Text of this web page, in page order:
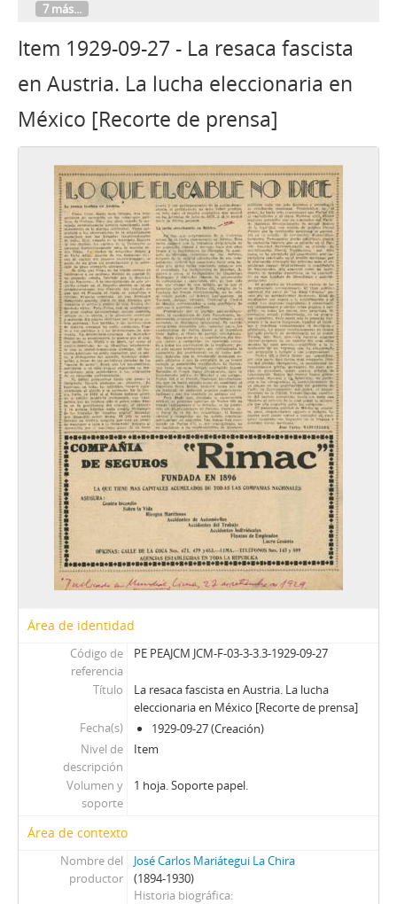
7 más...
Item 1929-09-27 - La resaca fascista
en Austria. La lucha eleccionaria en
México [Recorte de prensa]
Área de identidad
Código de
referencia
PE PEAJCM JCM-F-03-3-3.3-1929-09-27
Título
La resaca fascista en Austria. La lucha
eleccionaria en México [Recorte de prensa]
Fecha(s)
1929-09-27 (Creación)
Nivel de
descripción
Item
Volumen y
soporte
1 hoja. Soporte papel.
Área de contexto
Nombre del
productor
José Carlos Mariátegui La Chira
(1894-1930)
Historia biográfica